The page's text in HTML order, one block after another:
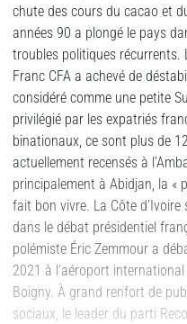
chute des cours du cacao et
années 90 a plongé le pays
troubles politiques récurrents.
Franc CFA a achevé de
considéré comme une petite
privilégié par les expatriés
binationaux, ce sont plus de
actuellement recensés à
principalement à Abidjan, la «
fait bon vivre. La Côte d’Ivoire
dans le débat présidentiel
polémiste Éric Zemmour a
2021 à l’aéroport
Boigny. À grand renfort de
sociaux, le leader du parti